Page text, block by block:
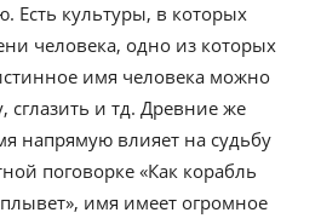
Есть культуры, в которых
человека, одно из которых
имя человека можно
сглазить и тд. Древние же
напрямую влияет на судьбу
поговорке «Как корабль
имя имеет огромное